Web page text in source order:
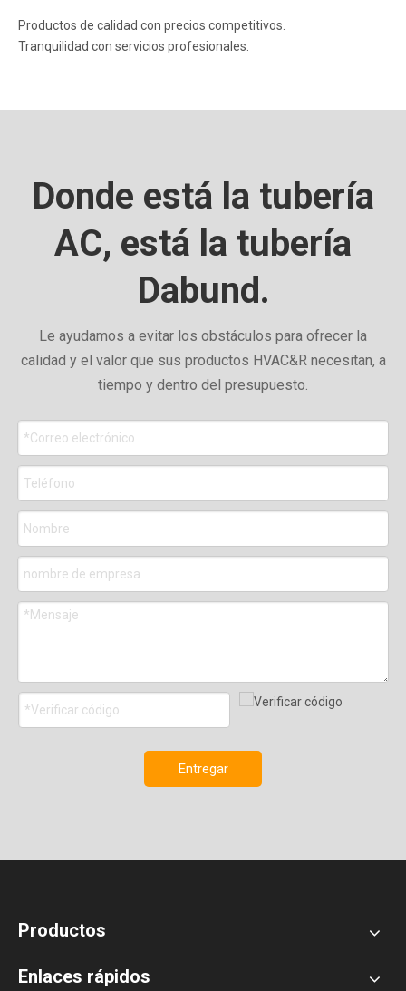
Productos de calidad con precios competitivos.
Tranquilidad con servicios profesionales.
Donde está la tubería
AC, está la tubería
Dabund.
Le ayudamos a evitar los obstáculos para ofrecer la
calidad y el valor que sus productos HVAC&R necesitan, a
tiempo y dentro del presupuesto.
Entregar
Productos
Enlaces rápidos